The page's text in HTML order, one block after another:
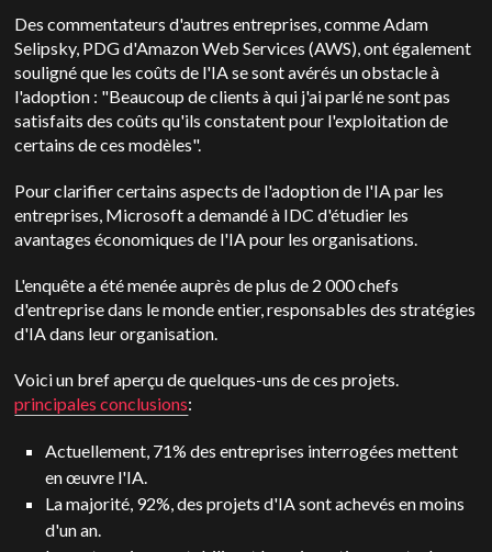
Des commentateurs d'autres entreprises, comme Adam
Selipsky, PDG d'Amazon Web Services (AWS), ont également
souligné que les coûts de l'IA se sont avérés un obstacle à
l'adoption : "Beaucoup de clients à qui j'ai parlé ne sont pas
satisfaits des coûts qu'ils constatent pour l'exploitation de
certains de ces modèles".
Pour clarifier certains aspects de l'adoption de l'IA par les
entreprises, Microsoft a demandé à IDC d'étudier les
avantages économiques de l'IA pour les organisations.
L'enquête a été menée auprès de plus de 2 000 chefs
d'entreprise dans le monde entier, responsables des stratégies
d'IA dans leur organisation.
Voici un bref aperçu de quelques-uns de ces projets.
principales conclusions:
Actuellement, 71% des entreprises interrogées mettent
en œuvre l'IA.
La majorité, 92%, des projets d'IA sont achevés en moins
d'un an.